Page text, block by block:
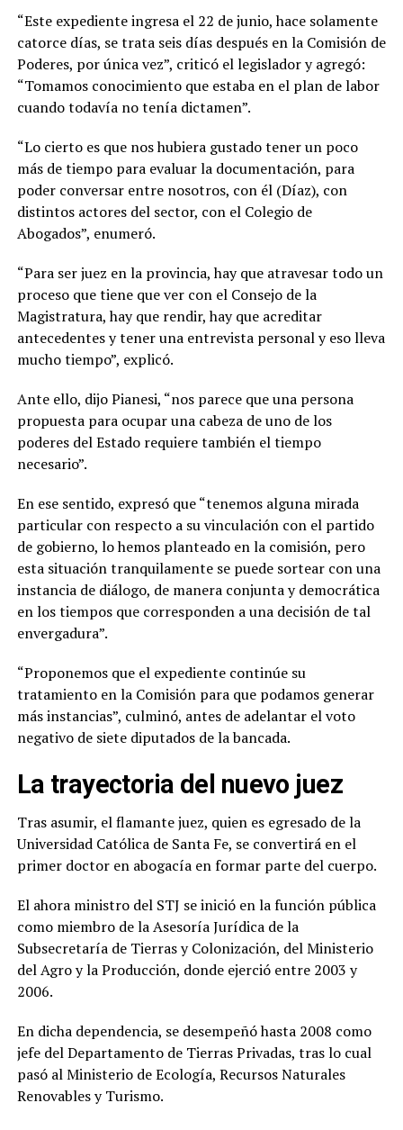
“Este expediente ingresa el 22 de junio, hace solamente
catorce días, se trata seis días después en la Comisión de
Poderes, por única vez”, criticó el legislador y agregó:
“Tomamos conocimiento que estaba en el plan de labor
cuando todavía no tenía dictamen”.
“Lo cierto es que nos hubiera gustado tener un poco
más de tiempo para evaluar la documentación, para
poder conversar entre nosotros, con él (Díaz), con
distintos actores del sector, con el Colegio de
Abogados”, enumeró.
“Para ser juez en la provincia, hay que atravesar todo un
proceso que tiene que ver con el Consejo de la
Magistratura, hay que rendir, hay que acreditar
antecedentes y tener una entrevista personal y eso lleva
mucho tiempo”, explicó.
Ante ello, dijo Pianesi, “nos parece que una persona
propuesta para ocupar una cabeza de uno de los
poderes del Estado requiere también el tiempo
necesario”.
En ese sentido, expresó que “tenemos alguna mirada
particular con respecto a su vinculación con el partido
de gobierno, lo hemos planteado en la comisión, pero
esta situación tranquilamente se puede sortear con una
instancia de diálogo, de manera conjunta y democrática
en los tiempos que corresponden a una decisión de tal
envergadura”.
“Proponemos que el expediente continúe su
tratamiento en la Comisión para que podamos generar
más instancias”, culminó, antes de adelantar el voto
negativo de siete diputados de la bancada.
La trayectoria del nuevo juez
Tras asumir, el flamante juez, quien es egresado de la
Universidad Católica de Santa Fe, se convertirá en el
primer doctor en abogacía en formar parte del cuerpo.
El ahora ministro del STJ se inició en la función pública
como miembro de la Asesoría Jurídica de la
Subsecretaría de Tierras y Colonización, del Ministerio
del Agro y la Producción, donde ejerció entre 2003 y
2006.
En dicha dependencia, se desempeñó hasta 2008 como
jefe del Departamento de Tierras Privadas, tras lo cual
pasó al Ministerio de Ecología, Recursos Naturales
Renovables y Turismo.